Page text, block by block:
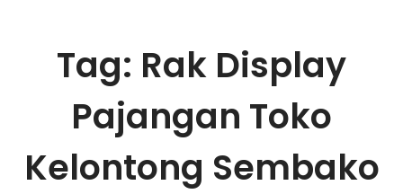
Tag: Rak Display
Pajangan Toko
Kelontong Sembako